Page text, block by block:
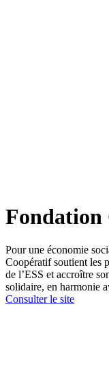
Pour une économie
Coopératif soutient les
de l’ESS et accroître
solidaire, en harmonie
Consulter le site